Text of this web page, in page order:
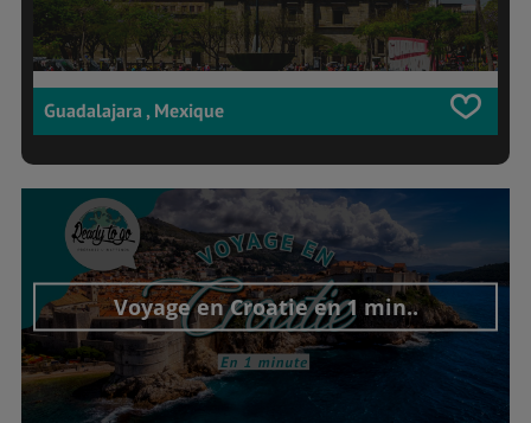
Guadalajara , Mexique
Voyage en Croatie en 1 min..